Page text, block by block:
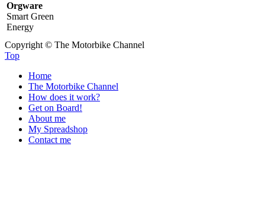
Orgware
Smart Green
Energy
Copyright © The Motorbike Channel
Top
Home
The Motorbike Channel
How does it work?
Get on Board!
About me
My Spreadshop
Contact me